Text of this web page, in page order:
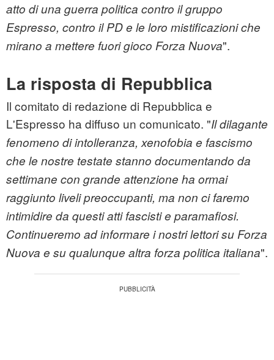
atto di una guerra politica contro il gruppo
Espresso, contro il PD e le loro mistificazioni che
mirano a mettere fuori gioco Forza Nuova".
La risposta di Repubblica
Il comitato di redazione di Repubblica e
L'Espresso ha diffuso un comunicato. "Il dilagante
fenomeno di intolleranza, xenofobia e fascismo
che le nostre testate stanno documentando da
settimane con grande attenzione ha ormai
raggiunto liveli preoccupanti, ma non ci faremo
intimidire da questi atti fascisti e paramafiosi.
Continueremo ad informare i nostri lettori su Forza
Nuova e su qualunque altra forza politica italiana".